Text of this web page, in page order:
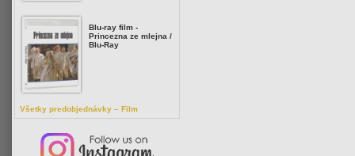
Blu-ray film -
Princezna ze mlejna /
Blu-Ray
Všetky predobjednávky – Film